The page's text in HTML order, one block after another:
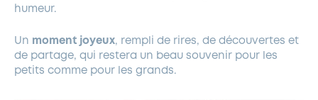
humeur.
Un moment joyeux, rempli de rires, de découvertes et
de partage, qui restera un beau souvenir pour les
petits comme pour les grands.